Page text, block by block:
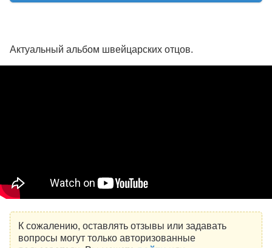
Актуальный альбом швейцарских отцов.
К сожалению, оставлять отзывы или задавать
вопросы могут только авторизованные